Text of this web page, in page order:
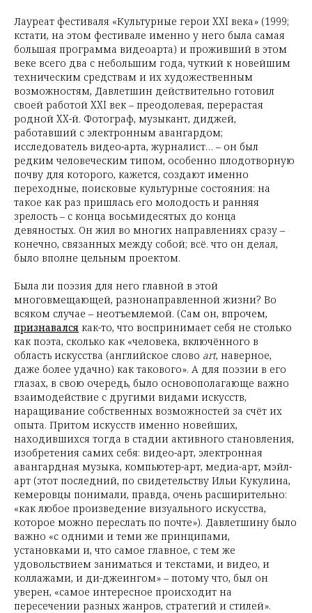
Лауреат фестиваля «Культурные герои XXI века» (1999;
кстати, на этом фестивале именно у него была самая
большая программа видеоарта) и проживший в этом
веке всего два с небольшим года, чуткий к новейшим
техническим средствам и их художественным
возможностям, Давлетшин действительно готовил
своей работой XXI век – преодолевая, перерастая
родной XX-й. Фотограф, музыкант, диджей,
работавший с электронным авангардом;
исследователь видео-арта, журналист… – он был
редким человеческим типом, особенно плодотворную
почву для которого, кажется, создают именно
переходные, поисковые культурные состояния: на
такое как раз пришлась его молодость и ранняя
зрелость – с конца восьмидесятых до конца
девяностых. Он жил во многих направлениях сразу –
конечно, связанных между собой; всё. что он делал,
было вполне цельным проектом.
Была ли поэзия для него главной в этой
многовмещающей, разнонаправленной жизни? Во
всяком случае – неотъемлемой. (Сам он, впрочем,
признавался как-то, что воспринимает себя не столько
как поэта, сколько как «человека, включённого в
область искусства (английское слово art, наверное,
даже более удачно) как такового». А для поэзии в его
глазах, в свою очередь, было основополагающе важно
взаимодействие с другими видами искусств,
наращивание собственных возможностей за счёт их
опыта. Притом искусств именно новейших,
находившихся тогда в стадии активного становления,
изобретения самих себя: видео-арт, электронная
авангардная музыка, компьютер-арт, медиа-арт, мэйл-
арт (этот последний, по свидетельству Ильи Кукулина,
кемеровцы понимали, правда, очень расширительно:
«как любое произведение визуального искусства,
которое можно переслать по почте»). Давлетшину было
важно «с одними и теми же принципами,
установками и, что самое главное, с тем же
удовольствием заниматься и текстами, и видео, и
коллажами, и ди-джеингом» – потому что, был он
уверен, «самое интересное происходит на
пересечении разных жанров, стратегий и стилей».